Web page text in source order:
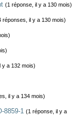
(1 réponse, il y a 130 mois)
réponses, il y a 130 mois)
y a 132 mois)
il y a 134 mois)
8859-1 (1 réponse, il y a